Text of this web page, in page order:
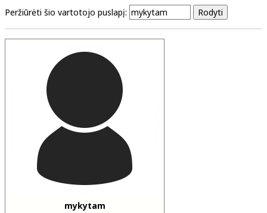
Peržiūrėti šio vartotojo puslapį:
mykytam